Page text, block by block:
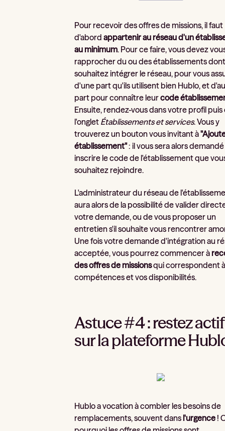
Pour recevoir des offres de missions, il faut
d'abordappartenir au réseau d'un
au minimum. Pour ce faire, vous devez
rapprocher du ou des établissements
souhaitez intégrer le réseau, pour vous
d'une part qu'ils utilisent bien Hublo, et
part pour connaître leurcode
Ensuite, rendez-vous dans votre profil puis
l'onglet Établissements et services. Vous y
trouverez un bouton vous invitant à
établissement": il vous sera alors
inscrire le code de l'établissement que
souhaitez rejoindre.
L'administrateur du réseau de
aura alors de la possibilité de valider
votre demande, ou de vous proposer un
entretien s'il souhaite vous rencontrer
Une fois votre demande d'intégration au
acceptée, vous pourrez commencer à
des offres de missionsqui correspondent
compétences et vos disponibilités.
Astuce #4 : restez actif
sur la plateforme
Hublo a vocation à combler les besoins de
remplacements, souvent dans l'urgence!